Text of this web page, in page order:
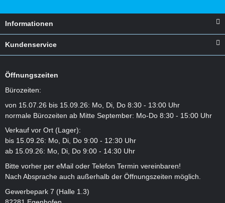
Informationen
Kundenservice
Öffnungszeiten
Bürozeiten:
von 15.07.26 bis 15.09.26: Mo, Di, Do 8:30 - 13:00 Uhr
normale Bürozeiten ab Mitte September: Mo-Do 8:30 - 15:00 Uhr
Verkauf vor Ort (Lager):
bis 15.09.26: Mo, Di, Do 9:00 - 12:30 Uhr
ab 15.09.26: Mo, Di, Do 9:00 - 14:30 Uhr
Bitte vorher per eMail oder Telefon Termin vereinbaren!
Nach Absprache auch außerhalb der Öffnungszeiten möglich.
Gewerbepark 7 (Halle 1.3)